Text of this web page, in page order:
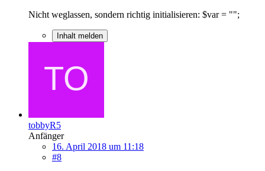
Nicht weglassen, sondern richtig initialisieren: $var = "";
Inhalt melden
tobbyR5
Anfänger
16. April 2018 um 11:18
#8